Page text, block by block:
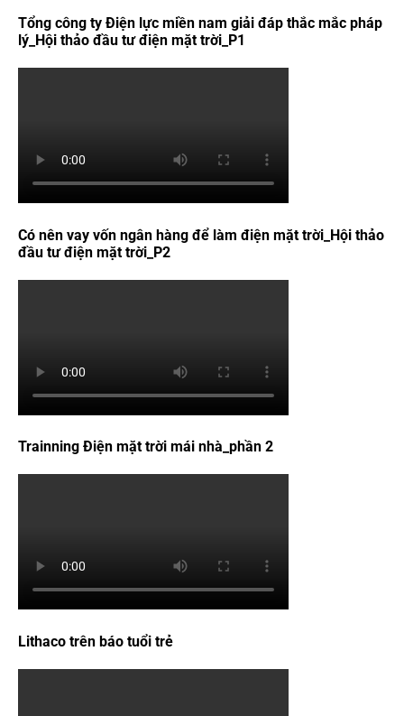
Tổng công ty Điện lực miền nam giải đáp thắc mắc pháp
lý_Hội thảo đầu tư điện mặt trời_P1
Có nên vay vốn ngân hàng để làm điện mặt trời_Hội thảo
đầu tư điện mặt trời_P2
Trainning Điện mặt trời mái nhà_phần 2
Lithaco trên báo tuổi trẻ